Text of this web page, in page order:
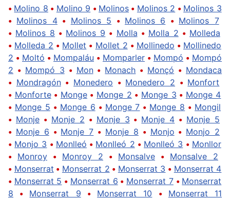
• Molino 8 • Molino 9 • Molinos • Molinos 2 • Molinos 3
• Molinos 4• Molinos 5 • Molinos 6 • Molinos 7
• Molinos 8 • Molinos 9 • Molla • Molla 2 • Molleda
• Molleda 2 • Mollet • Mollet 2 • Mollinedo • Mollinedo
2 • Moltó • Mompaláu • Momparler • Mompó • Mompó
2 • Mompó 3 • Mon• Monach • Monçó • Mondaca
• Mondragón• Monedero • Monedero 2 • Monfort
• Monforte• Monge• Monge 2 • Monge 3 • Monge 4
• Monge 5 • Monge 6 • Monge 7 • Monge 8 • Mongil
• Monje• Monje 2 • Monje 3 • Monje 4 • Monje 5
• Monje 6 • Monje 7 • Monje 8 • Monjo • Monjo 2
• Monjo 3 • Monlleó • Monlleó 2 • Monlleó 3 • Monllor
• Monroy • Monroy 2 • Monsalve • Monsalve 2
• Monserrat • Monserrat 2 • Monserrat 3 • Monserrat 4
• Monserrat 5 • Monserrat 6 • Monserrat 7• Monserrat
8 • Monserrat 9 • Monserrat 10 • Monserrat 11